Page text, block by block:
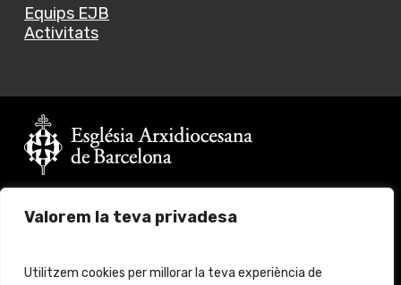
Valorem la teva privadesa
Utilitzem cookies per millorar la teva experiència de
Equips EJB
Activitats
Fes clickaquíper més informació
© 2024 Església Jove Barcelona. All rights reserved.